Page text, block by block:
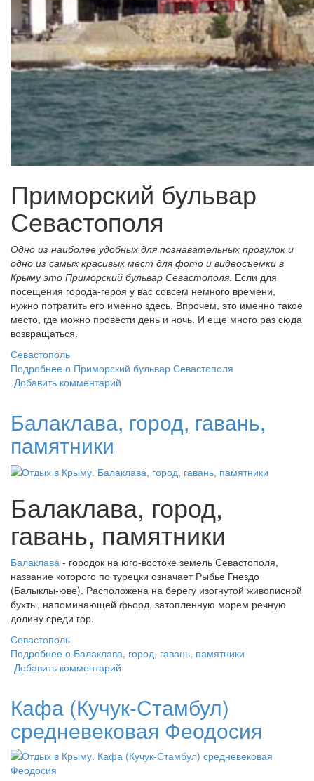
Приморский бульвар
Севастополя
Одно из наиболее удобных для познавательных прогулок и
одно из самых красивых мест для фото и видеосъемки в
Крыму это Приморский бульвар Севастополя. Если для
посещения города-героя у вас совсем немного времени,
нужно потратить его именно здесь. Впрочем, это именно такое
место, где можно провести день и ночь. И еще много раз сюда
возвращаться.
Севастополь
Подробнее о Приморский бульвар Севастополя
Добавить комментарий
Балаклава, город, гавань,
памятники
Балаклава, город,
гавань, памятники
Балаклава - городок на юго-востоке земель Севастополя,
название которого по турецки означает Рыбье Гнездо
(Балыклы-юве). Расположена на берегу изогнутой живописной
бухты, напоминающей фьорд, затопленную морем речную
долину среди гор.
Севастополь
Подробнее о Балаклава, город, гавань, памятники
Добавить комментарий
Кафа (Кучук-Стамбул)
средневековая Феодосия